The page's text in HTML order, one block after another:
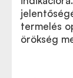
termelés
örökség